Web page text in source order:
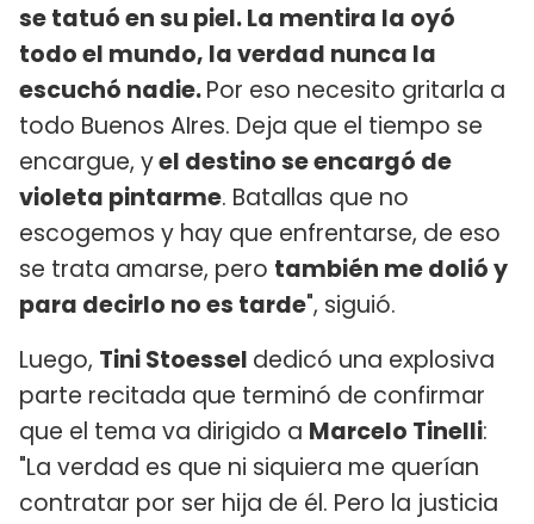
se tatuó en su piel. La mentira la oyó
todo el mundo, la verdad nunca la
escuchó nadie.Por eso necesito gritarla a
todo Buenos AIres. Deja que el tiempo se
encargue, yel destino se encargó de
violeta pintarme. Batallas que no
escogemos y hay que enfrentarse, de eso
se trata amarse, pero también me dolió y
para decirlo no es tarde", siguió.
Luego, Tini Stoessel dedicó una explosiva
parte recitada que terminó de confirmar
que el tema va dirigido a Marcelo Tinelli:
"La verdad es que ni siquiera me querían
contratar por ser hija de él. Pero la justicia